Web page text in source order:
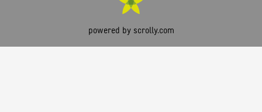
powered by scrolly.com